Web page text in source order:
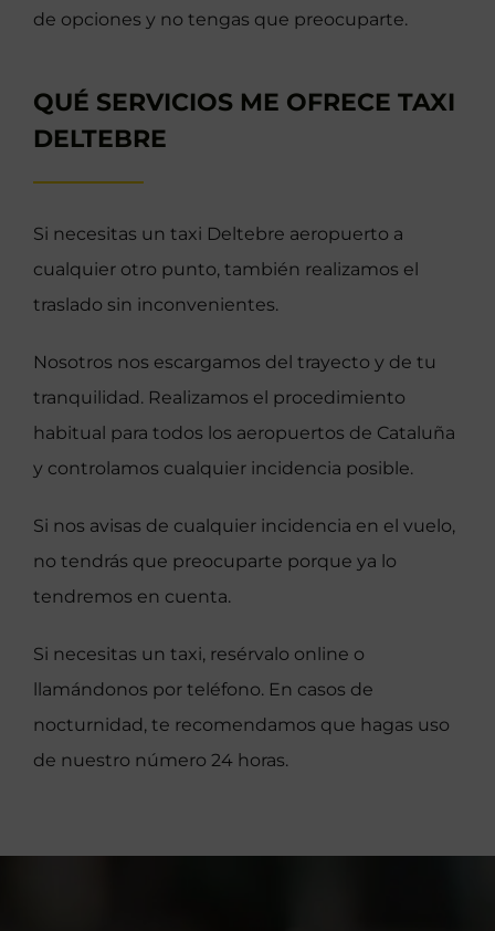
de opciones y no tengas que preocuparte.
QUÉ SERVICIOS ME OFRECE TAXI
DELTEBRE
Si necesitas un taxi Deltebre aeropuerto a
cualquier otro punto, también realizamos el
traslado sin inconvenientes.
Nosotros nos escargamos del trayecto y de tu
tranquilidad. Realizamos el procedimiento
habitual para todos los aeropuertos de Cataluña
y controlamos cualquier incidencia posible.
Si nos avisas de cualquier incidencia en el vuelo,
no tendrás que preocuparte porque ya lo
tendremos en cuenta.
Si necesitas un taxi, resérvalo online o
llamándonos por teléfono. En casos de
nocturnidad, te recomendamos que hagas uso
de nuestro número 24 horas.